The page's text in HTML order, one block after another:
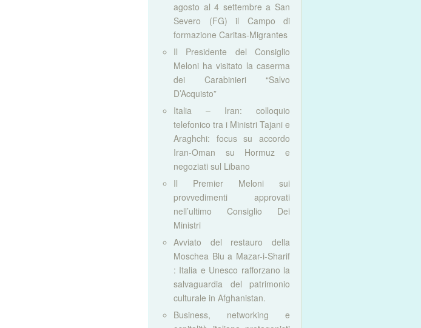
agosto al 4 settembre a San
Severo (FG) il Campo di
formazione Caritas-Migrantes
Il Presidente del Consiglio
Meloni ha visitato la caserma
dei Carabinieri “Salvo
D’Acquisto”
Italia – Iran: colloquio
telefonico tra i Ministri Tajani e
Araghchi: focus su accordo
Iran-Oman su Hormuz e
negoziati sul Libano
Il Premier Meloni sui
provvedimenti approvati
nell’ultimo Consiglio Dei
Ministri
Avviato del restauro della
Moschea Blu a Mazar-i-Sharif
: Italia e Unesco rafforzano la
salvaguardia del patrimonio
culturale in Afghanistan.
Business, networking e